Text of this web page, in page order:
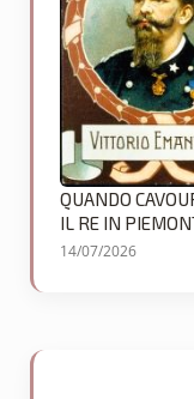
QUANDO
IL RE IN
14/07/2026